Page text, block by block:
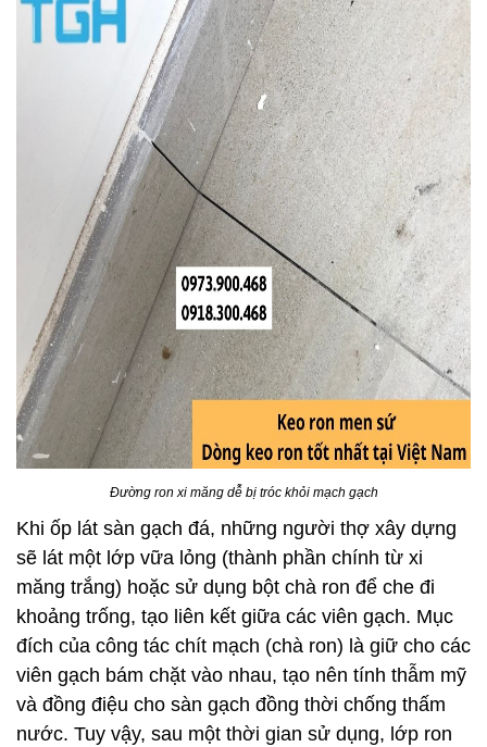
Đường ron xi măng dễ bị tróc khỏi mạch gạch
Khi ốp lát sàn gạch đá, những người thợ xây dựng
sẽ lát một lớp vữa lỏng (thành phần chính từ xi
măng trắng) hoặc sử dụng bột chà ron để che đi
khoảng trống, tạo liên kết giữa các viên gạch. Mục
đích của công tác chít mạch (chà ron) là giữ cho các
viên gạch bám chặt vào nhau, tạo nên tính thẫm mỹ
và đồng điệu cho sàn gạch đồng thời chống thấm
nước. Tuy vậy, sau một thời gian sử dụng, lớp ron